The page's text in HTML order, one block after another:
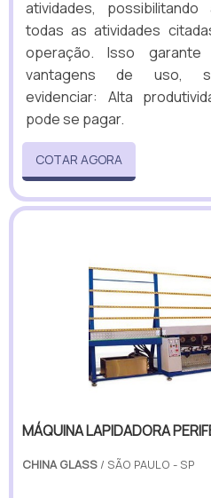
atividades,
todas as atividades
operação. Isso
vantagens de uso,
evidenciar: Alta
pode se pagar.
COTAR AGORA
MÁQUINA LAPIDADORA
CHINA GLASS / SÃO PAULO - SP